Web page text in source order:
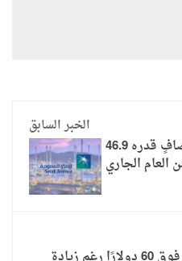
الخبر السابق
أرامكو تعلن تحقيق ربح صافٍ قدره 46.9
العام الجاري